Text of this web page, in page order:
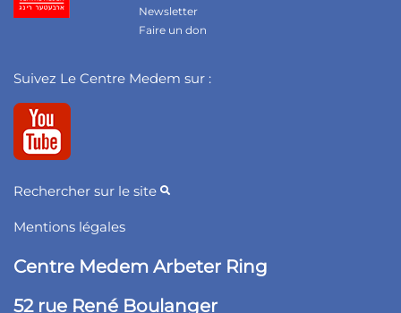
Newsletter
Faire un don
Suivez Le Centre Medem sur :
Rechercher sur le site
Mentions légales
Centre Medem Arbeter Ring
52 rue René Boulanger